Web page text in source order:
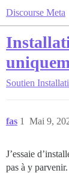
Discourse Meta
Soutien
fas Mai 9,
1
J’essaie
pas à y parvenir.